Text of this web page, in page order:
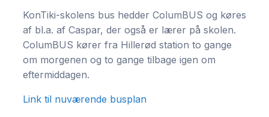
KonTiki-skolens bus hedder ColumBUS og køres
af bl.a. af Caspar, der også er lærer på skolen.
ColumBUS kører fra Hillerød station to gange
om morgenen og to gange tilbage igen om
eftermiddagen.
Link til nuværende busplan